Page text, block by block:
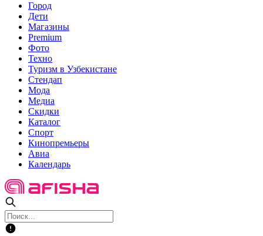
Город
Дети
Магазины
Premium
Фото
Техно
Туризм в Узбекистане
Стендап
Мода
Медиа
Скидки
Каталог
Спорт
Кинопремьеры
Авиа
Календарь